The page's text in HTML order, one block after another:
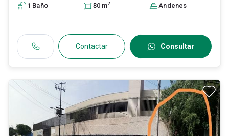
07290, ID:
1 Baño 80 m2 Andenes
Contactar Consultar